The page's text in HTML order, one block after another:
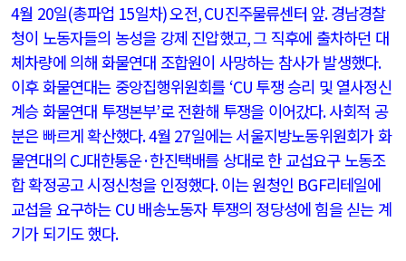
4월 20일(총파업 15일차)오전, CU진주물류센터 앞.경남경찰
청이 노동자들의 농성을 강제 진압했고,그 직후에 출차하던 대
체차량에 의해 화물연대 조합원이 사망하는 참사가 발생했다.
이후 화물연대는 중앙집행위원회를 ‘CU 투쟁 승리 및 열사정신
계승 화물연대 투쟁본부’로 전환해 투쟁을 이어갔다.사회적 공
분은 빠르게 확산했다. 4월 27일에는 서울지방노동위원회가 화
물연대의 CJ대한통운·한진택배를 상대로 한 교섭요구 노동조
합 확정공고 시정신청을 인정했다.이는 원청인 BGF리테일에
교섭을 요구하는 CU 배송노동자 투쟁의 정당성에 힘을 싣는 계
기가 되기도 했다.